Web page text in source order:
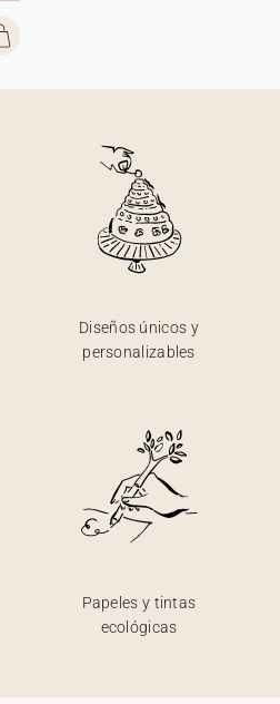
Diseños únicos y
personalizables
Papeles y tintas
ecológicas